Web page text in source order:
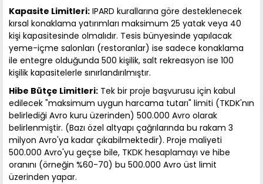
Kapasite Limitleri: IPARD kurallarına göre desteklenecek
kırsal konaklama yatırımları maksimum 25 yatak veya 40
kişi kapasitesinde olmalıdır. Tesis bünyesinde yapılacak
yeme-içme salonları (restoranlar) ise sadece konaklama
ile entegre olduğunda 500 kişilik, salt rekreasyon ise 100
kişilik kapasitelerle sınırlandırılmıştır.
Hibe Bütçe Limitleri: Tek bir proje başvurusu için kabul
edilecek "maksimum uygun harcama tutarı" limiti (TKDK'nın
belirlediği Avro kuru üzerinden) 500.000 Avro olarak
belirlenmiştir. (Bazı özel altyapı çağrılarında bu rakam 3
milyon Avro'ya kadar çıkabilmektedir). Proje maliyeti
500.000 Avro'yu geçse bile, TKDK hesaplamayı ve hibe
oranını (örneğin %60-70) bu 500.000 Avro üst limit
üzerinden yapar.